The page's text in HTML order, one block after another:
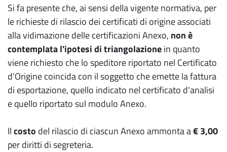
Si fa presente che, ai sensi della vigente normativa, per
le richieste di rilascio dei certificati di origine associati
alla vidimazione delle certificazioni Anexo, non è
contemplata l'ipotesi di triangolazionein quanto
viene richiesto che lo speditore riportato nel Certificato
d'Origine coincida con il soggetto che emette la fattura
di esportazione, quello indicato nel certificato d'analisi
e quello riportato sul modulo Anexo.
Ilcosto del rilascio di ciascun Anexo ammonta a€ 3,00
per diritti di segreteria.